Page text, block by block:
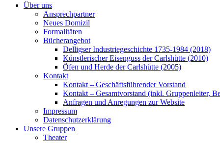
Über uns
Ansprechpartner
Neues Domizil
Formalitäten
Bücherangebot
Delligser Industriegeschichte 1735-1984 (2018)
Künstlerischer Eisenguss der Carlshütte (2010)
Öfen und Herde der Carlshütte (2005)
Kontakt
Kontakt – Geschäftsführender Vorstand
Kontakt – Gesamtvorstand (inkl. Gruppenleiter,
Anfragen und Anregungen zur Website
Impressum
Datenschutzerklärung
Unsere Gruppen
Theater